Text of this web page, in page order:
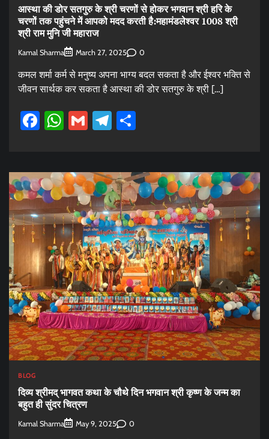
आस्था की डोर सतगुरु के श्री चरणों से होकर भगवान श्री हरि के
चरणों तक पहुंचने में आपको मदद करती है:महामंडलेश्वर 1008 श्री
श्री राम मुनि जी महाराज
Kamal Sharma March 27, 2025 0
कमल शर्मा कर्म से मनुष्य अपना भाग्य बदल सकता है और ईश्वर भक्ति से
जीवन सार्थक कर सकता है आस्था की डोर सतगुरु के श्री […]
Facebook
WhatsApp
GmailTelegram
BLOG
दिव्य श्रीमद् भागवत कथा के चौथे दिन भगवान श्री कृष्ण के जन्म का
बहुत ही सुंदर चित्रण
Kamal Sharma May 9, 2025 0